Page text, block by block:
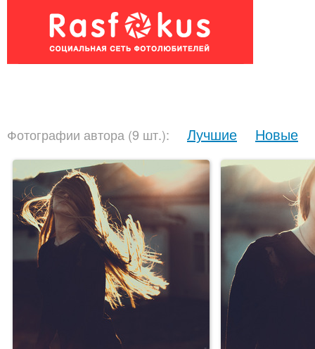
Фотографии автора (9 шт.): Лучшие Новые